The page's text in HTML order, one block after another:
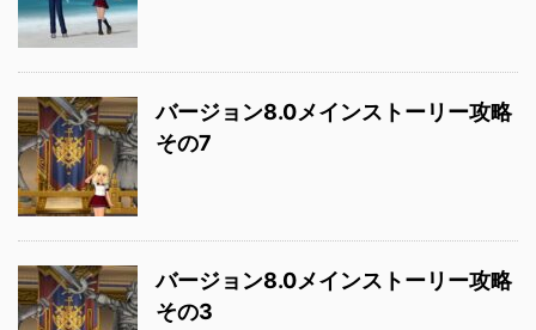
バージョン8.0メインストーリー攻略
その7
バージョン8.0メインストーリー攻略
その3